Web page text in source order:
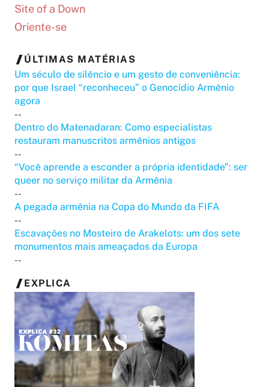
Site of a Down
Oriente-se
ÚLTIMAS MATÉRIAS
Um século de silêncio e um gesto de conveniência:
por que Israel “reconheceu” o Genocídio Armênio
agora
--
Dentro do Matenadaran: Como especialistas
restauram manuscritos armênios antigos
--
“Você aprende a esconder a própria identidade”: ser
queer no serviço militar da Armênia
--
A pegada armênia na Copa do Mundo da FIFA
--
Escavações no Mosteiro de Arakelots: um dos sete
monumentos mais ameaçados da Europa
--
EXPLICA